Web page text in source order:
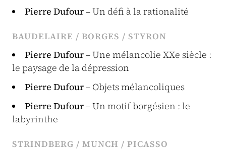
Pierre Dufour– Un défi à la rationalité
BAUDELAIRE / BORGES / STYRON
Pierre Dufour– Une mélancolie XXe siècle :
le paysage de la dépression
Pierre Dufour– Objets mélancoliques
Pierre Dufour– Un motif borgésien : le
labyrinthe
STRINDBERG / MUNCH / PICASSO